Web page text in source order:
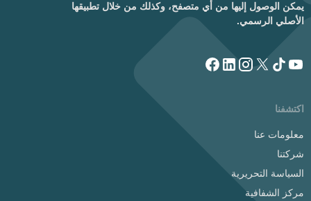
يمكن الوصول إليها من أي متصفح، وكذلك من خلال تطبيقها
الأصلي الرسمي.
اكتشفنا
معلومات عنا
شركتنا
السياسة التحريرية
مركز الشفافية